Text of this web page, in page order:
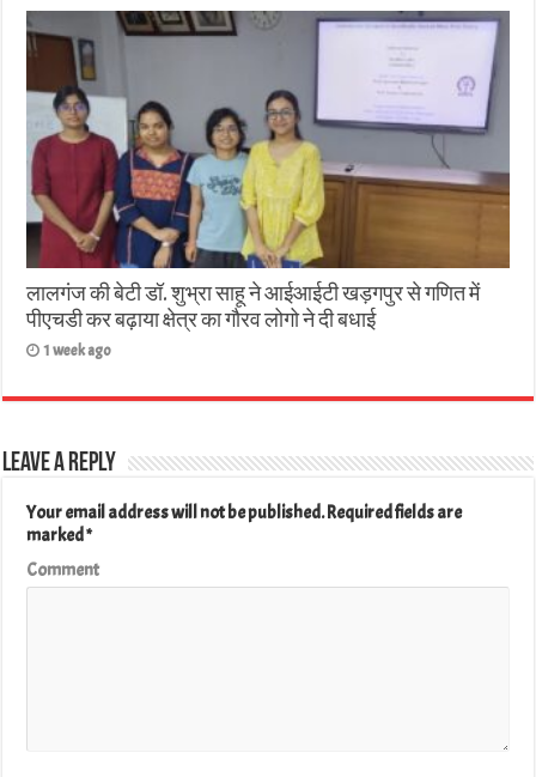
लालगंज की बेटी डॉ. शुभ्रा साहू ने आईआईटी खड़गपुर से गणित में
पीएचडी कर बढ़ाया क्षेत्र का गौरव लोगो ने दी बधाई
1 week ago
Leave a Reply
Your email address will not be published.Required fields are
marked*
Comment